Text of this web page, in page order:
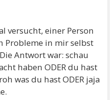
versucht, einer Person
Probleme in mir selbst
Antwort war: schau
haben ODER du hast
was du hast ODER jaja